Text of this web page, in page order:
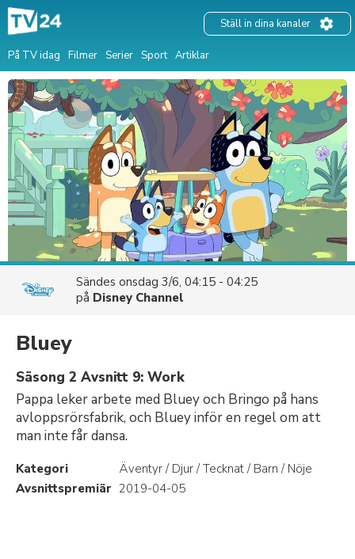
På TV idag Filmer Serier Sport Artiklar
Ställ in dina kanaler
Sändes onsdag 3/6, 04:15 - 04:25
på Disney Channel
Bluey
Säsong 2 Avsnitt 9: Work
Pappa leker arbete med Bluey och Bringo på hans
avloppsrörsfabrik, och Bluey inför en regel om att
man inte får dansa.
Kategori
Äventyr / Djur / Tecknat / Barn / Nöje
Avsnittspremiär 2019-04-05